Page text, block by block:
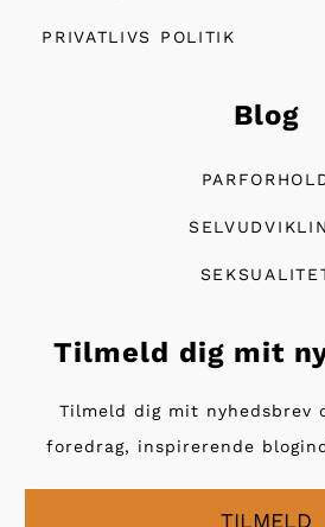
PRIVATLIVS POLITIK
Blog
Tilmeld dig mit
Tilmeld dig mit nyhedsbrev
foredrag, inspirerende
TILMELD